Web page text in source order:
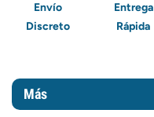
Envío
Discreto
Entrega
Rápida
Más